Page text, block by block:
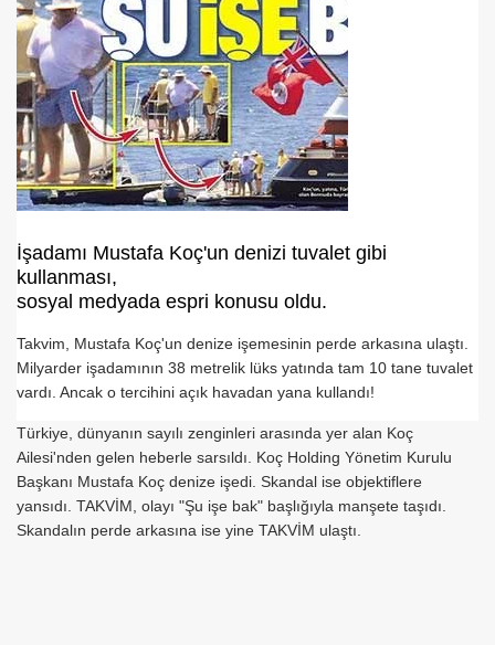
İşadamı Mustafa Koç'un denizi tuvalet gibi
kullanması,
sosyal medyada espri konusu oldu.
Takvim, Mustafa Koç'un denize işemesinin perde arkasına ulaştı.
Milyarder işadamının 38 metrelik lüks yatında tam 10 tane tuvalet
vardı. Ancak o tercihini açık havadan yana kullandı!
Türkiye, dünyanın sayılı zenginleri arasında yer alan Koç
Ailesi'nden gelen heberle sarsıldı. Koç Holding Yönetim Kurulu
Başkanı Mustafa Koç denize işedi. Skandal ise objektiflere
yansıdı. TAKVİM, olayı "Şu işe bak" başlığıyla manşete taşıdı.
Skandalın perde arkasına ise yine TAKVİM ulaştı.